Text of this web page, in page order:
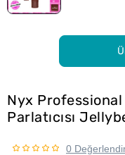
Nyx
Parlatıcısı
0